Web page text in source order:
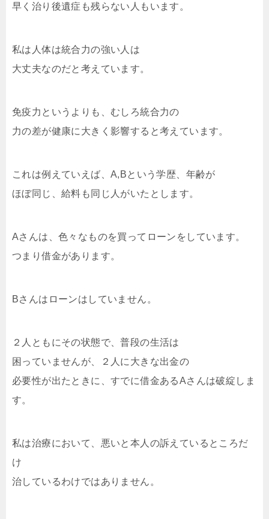
早く治り後遺症も残らない人もいます。
私は人体は統合力の強い人は
大丈夫なのだと考えています。
免疫力というよりも、むしろ統合力の
力の差が健康に大きく影響すると考えています。
これは例えていえば、A,Bという学歴、年齢が
ほぼ同じ、給料も同じ人がいたとします。
Aさんは、色々なものを買ってローンをしています。
つまり借金があります。
Bさんはローンはしていません。
２人ともにその状態で、普段の生活は
困っていませんが、２人に大きな出金の
必要性が出たときに、すでに借金あるAさんは破綻しま
す。
私は治療において、悪いと本人の訴えているところだ
け
治しているわけではありません。